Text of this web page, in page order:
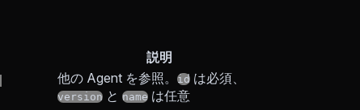
説明
他の Agent を参照。 id は必須、
version と name は任意